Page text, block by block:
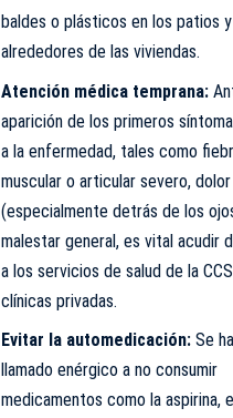
baldes o plásticos en los patios y
alrededores de las viviendas.
Atención médica temprana:
aparición de los primeros
a la enfermedad, tales como
muscular o articular severo,
(especialmente detrás de los
malestar general, es vital acudir
a los servicios de salud de la
clínicas privadas.
Evitar la automedicación:Se
llamado enérgico a no consumir
medicamentos como la aspirina,